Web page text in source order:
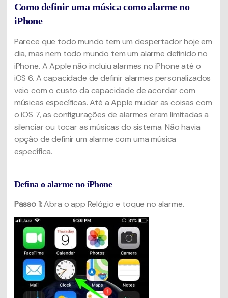
Como definir uma música como alarme no
iPhone
Parece que todo mundo tem um despertador hoje em
dia, mas nem todo mundo tem um alarme definido no
iPhone. A Apple não incluiu alarmes no iPhone até o
iOS 6. A capacidade de definir alarmes personalizados
veio com o custo da capacidade de acordar com
músicas específicas. Até a Apple mudar as coisas com
o iOS 7, as configurações de alarmes eram limitadas a
silenciar ou tocar as músicas do sistema. Não havia
opção de definir um alarme com uma música
específica.
Defina o alarme no iPhone
Passo 1:Abra o app Relógio e toque no alarme.